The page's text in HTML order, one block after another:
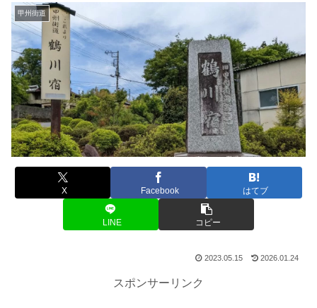
甲州街道
X Facebook はてブ
LINE コピー
2023.05.15 2026.01.24
スポンサーリンク